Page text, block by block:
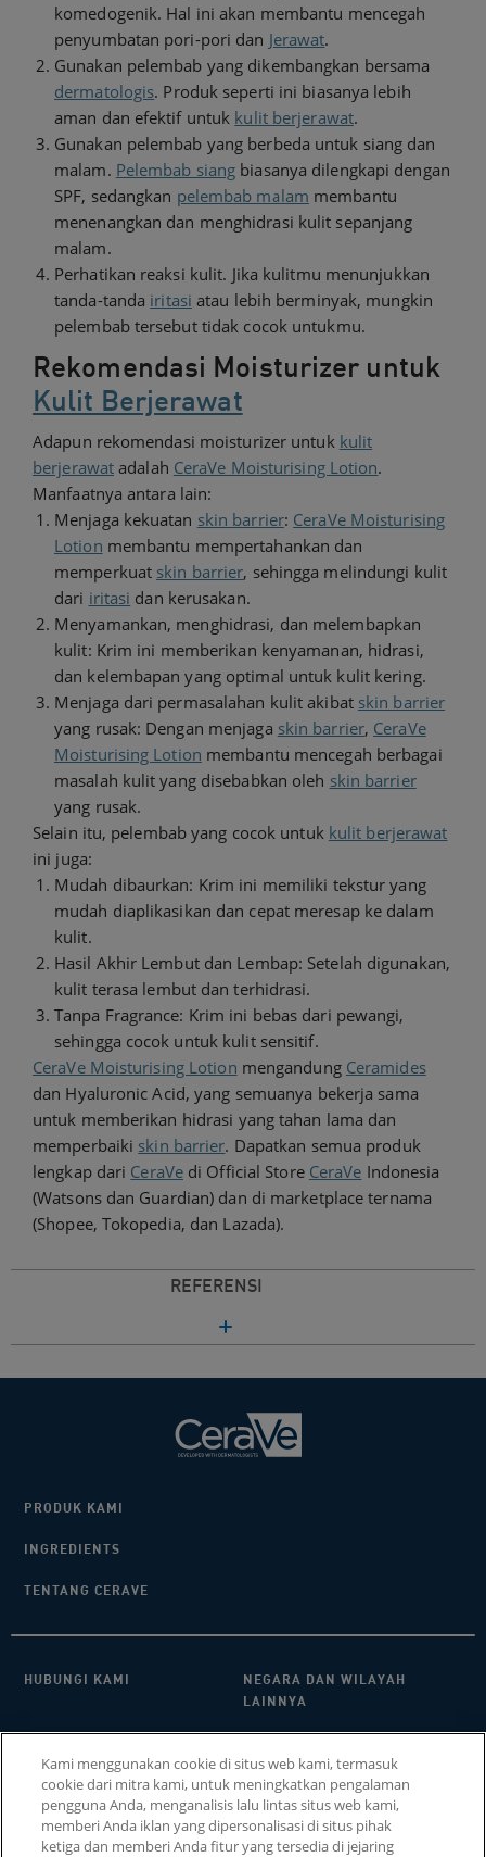
komedogenik. Hal ini akan membantu mencegah
penyumbatan pori-pori dan Jerawat.
Gunakan pelembab yang dikembangkan bersama
dermatologis. Produk seperti ini biasanya lebih
aman dan efektif untuk kulit berjerawat.
Gunakan pelembab yang berbeda untuk siang dan
malam. Pelembab siang biasanya dilengkapi dengan
SPF, sedangkan pelembab malam membantu
menenangkan dan menghidrasi kulit sepanjang
malam.
Perhatikan reaksi kulit. Jika kulitmu menunjukkan
tanda-tanda iritasi atau lebih berminyak, mungkin
pelembab tersebut tidak cocok untukmu.
Rekomendasi Moisturizer untuk
Kulit Berjerawat
Adapun rekomendasi moisturizer untuk kulit
berjerawat adalah CeraVe Moisturising Lotion.
Manfaatnya antara lain:
Menjaga kekuatan skin barrier: CeraVe Moisturising
Lotion membantu mempertahankan dan
memperkuat skin barrier, sehingga melindungi kulit
dari iritasi dan kerusakan.
Menyamankan, menghidrasi, dan melembapkan
kulit: Krim ini memberikan kenyamanan, hidrasi,
dan kelembapan yang optimal untuk kulit kering.
Menjaga dari permasalahan kulit akibat skin barrier
yang rusak: Dengan menjaga skin barrier, CeraVe
Moisturising Lotion membantu mencegah berbagai
masalah kulit yang disebabkan oleh skin barrier
yang rusak.
Selain itu, pelembab yang cocok untuk kulit berjerawat
ini juga:
Mudah dibaurkan: Krim ini memiliki tekstur yang
mudah diaplikasikan dan cepat meresap ke dalam
kulit.
Hasil Akhir Lembut dan Lembap: Setelah digunakan,
kulit terasa lembut dan terhidrasi.
Tanpa Fragrance: Krim ini bebas dari pewangi,
sehingga cocok untuk kulit sensitif.
CeraVe Moisturising Lotion mengandung Ceramides
dan Hyaluronic Acid, yang semuanya bekerja sama
untuk memberikan hidrasi yang tahan lama dan
memperbaiki skin barrier. Dapatkan semua produk
lengkap dari CeraVedi Official Store CeraVe Indonesia
(Watsons dan Guardian) dan di marketplace ternama
(Shopee, Tokopedia, dan Lazada).
REFERENSI
PRODUK KAMI
INGREDIENTS
TENTANG CERAVE
HUBUNGI KAMI​
NEGARA DAN WILAYAH
LAINNYA
PENGATURAN COOKIE COOKIE POLICY
SITEMAP
Kami menggunakan cookie di situs web kami, termasuk
cookie dari mitra kami, untuk meningkatkan pengalaman
pengguna Anda, menganalisis lalu lintas situs web kami,
memberi Anda iklan yang dipersonalisasi di situs pihak
ketiga dan memberi Anda fitur yang tersedia di jejaring